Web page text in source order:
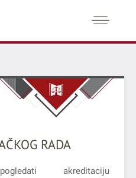
RADA
akreditaciju